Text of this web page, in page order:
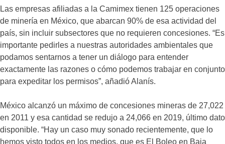
Las empresas afiliadas a la Camimex tienen 125 operaciones
de minería en México, que abarcan 90% de esa actividad del
país, sin incluir subsectores que no requieren concesiones. “Es
importante pedirles a nuestras autoridades ambientales que
podamos sentarnos a tener un diálogo para entender
exactamente las razones o cómo podemos trabajar en conjunto
para expeditar los permisos”, añadió Alanís.
México alcanzó un máximo de concesiones mineras de 27,022
en 2011 y esa cantidad se redujo a 24,066 en 2019, último dato
disponible. “Hay un caso muy sonado recientemente, que lo
hemos visto todos en los medios, que es El Boleo en Baja